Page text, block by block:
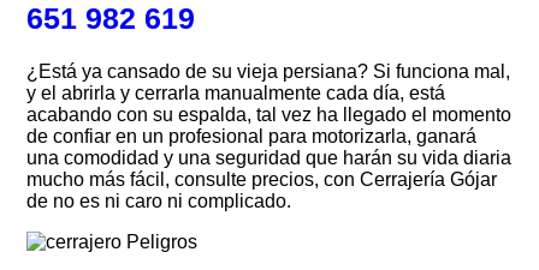
651 982 619
¿Está ya cansado de su vieja persiana? Si funciona mal,
y el abrirla y cerrarla manualmente cada día, está
acabando con su espalda, tal vez ha llegado el momento
de confiar en un profesional para motorizarla, ganará
una comodidad y una seguridad que harán su vida diaria
mucho más fácil, consulte precios, con Cerrajería Gójar
de no es ni caro ni complicado.